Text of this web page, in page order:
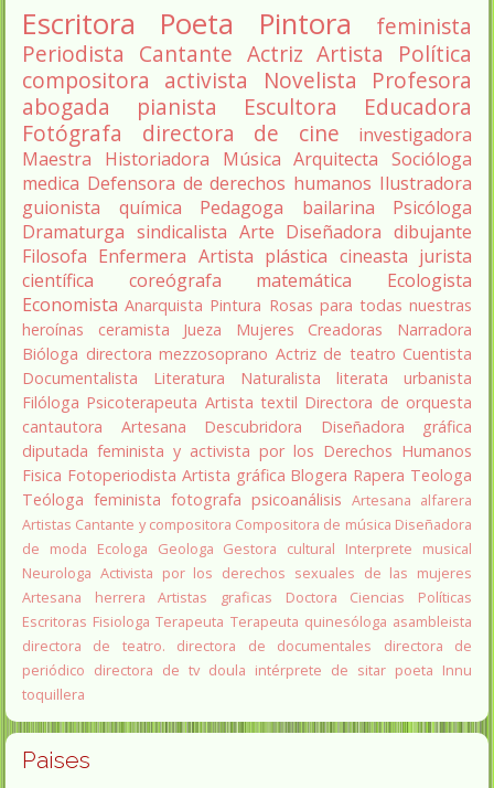
Escritora Poeta Pintora
feminista
Periodista Cantante Actriz Artista
Política
compositora activista Novelista
Profesora
abogada
pianista Escultora
Educadora
Fotógrafa
directora de cine
investigadora
Maestra
Historiadora Música Arquitecta Socióloga
medica Defensora de derechos humanos Ilustradora
guionista
química Pedagoga bailarina
Psicóloga
Dramaturga sindicalista Arte Diseñadora dibujante
Filosofa Enfermera Artista plástica cineasta jurista
científica
coreógrafa matemática
Ecologista
Economista Anarquista Pintura Rosas para todas nuestras
heroínas
ceramista Jueza Mujeres Creadoras
Narradora
Bióloga directora mezzosoprano Actriz de teatro Cuentista
Documentalista
Literatura Naturalista literata
urbanista
Filóloga Psicoterapeuta Artista textil Directora de orquesta
cantautora
Artesana Descubridora
Diseñadora gráfica
diputada feminista y activista por los Derechos Humanos
Fisica Fotoperiodista Artista gráfica Blogera Rapera Teologa
Teóloga feminista fotografa psicoanálisis Artesana alfarera
Artistas Cantante y compositora Compositora de música Diseñadora
de moda
Ecologa Geologa Gestora cultural
Interprete musical
Neurologa Activista por los derechos sexuales de las mujeres
Artesana herrera
Artistas graficas
Doctora Ciencias Políticas
Escritoras Fisiologa Terapeuta Terapeuta quinesóloga asambleista
directora de teatro.
directora de documentales
directora de
periódico directora de tv doula intérprete de sitar poeta Innu
toquillera
Paises